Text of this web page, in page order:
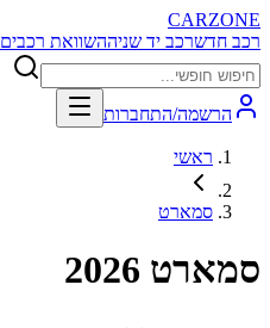
CARZONE
רכב חדשרכב יד שניההשוואת רכבים
הרשמה/התחברות
ראשי
סמארט
סמארט 2026